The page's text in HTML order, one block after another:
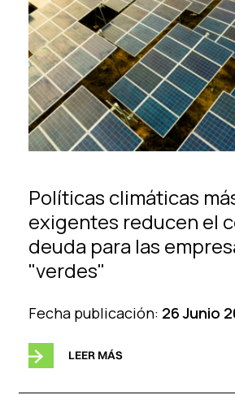
Políticas climáticas
exigentes reducen el
deuda para las
"verdes"
Fecha publicación: 26 Junio
LEER MÁS